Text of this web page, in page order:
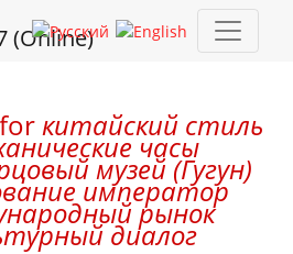
китайский стиль
часы
музей (Гугун)
император
рынок
диалог